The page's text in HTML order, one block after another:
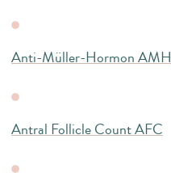
Anti-Müller-Hormon AMH
Antral Follicle Count AFC